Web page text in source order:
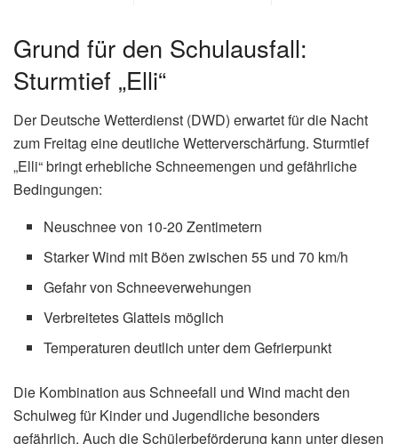
Grund für den Schulausfall:
Sturmtief „Elli“
Der Deutsche Wetterdienst (DWD) erwartet für die Nacht
zum Freitag eine deutliche Wetterverschärfung. Sturmtief
„Elli“ bringt erhebliche Schneemengen und gefährliche
Bedingungen:
Neuschnee von 10-20 Zentimetern
Starker Wind mit Böen zwischen 55 und 70 km/h
Gefahr von Schneeverwehungen
Verbreitetes Glatteis möglich
Temperaturen deutlich unter dem Gefrierpunkt
Die Kombination aus Schneefall und Wind macht den
Schulweg für Kinder und Jugendliche besonders
gefährlich. Auch die Schülerbeförderung kann unter diesen